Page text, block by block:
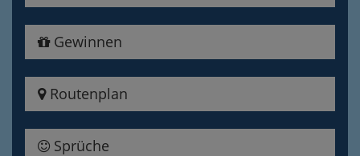
Gewinnen
Routenplan
Sprüche